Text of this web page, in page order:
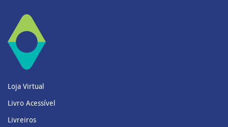
Loja Virtual
Livro Acessível
Livreiros